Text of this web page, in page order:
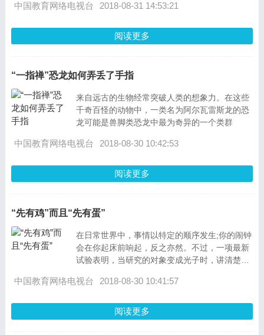
中国教育网络电视台 2018-08-31 14:53:21
阅读更多
“一指禅”恐龙如何弄丢了手指
来自远古的生物经常突破人类的想象力。在这些
千奇百怪的动物中，一类名为阿尔瓦雷斯龙的恐
龙可能是兽脚类恐龙中最为奇异的一个类群
中国教育网络电视台 2018-08-30 10:42:53
阅读更多
“先有鸡”而且“先有蛋”
在日常世界中，事情以特定的顺序发生;你的闹钟
会在你起床前响起，反之亦然。不过，一项最新
试验表明，当研究的对象变成光子时，讲清楚两
中国教育网络电视台 2018-08-30 10:41:57
阅读更多